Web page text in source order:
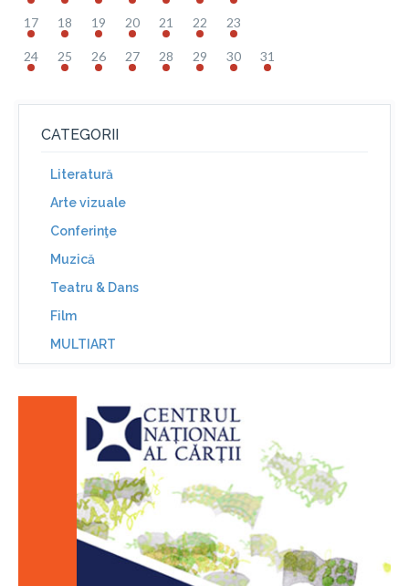
17 18 19 20 21 22 23
24 25 26 27 28 29 30 31
CATEGORII
Literatură
Arte vizuale
Conferinţe
Muzică
Teatru & Dans
Film
MULTIART